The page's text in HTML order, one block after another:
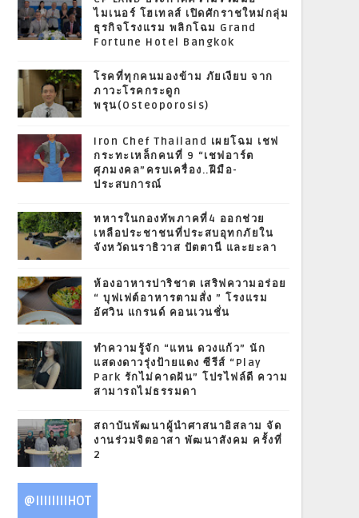
ไมเนอร์ โฮเทลส์ เปิดศักราชใหม่กลุ่ม
ธุรกิจโรงแรม พลิกโฉม Grand
Fortune Hotel Bangkok
โรคที่ทุกคนมองข้าม ภัยเงียบ จาก
ภาวะโรคกระดูก
พรุน(Osteoporosis)
Iron Chef Thailand เผยโฉม เชฟ
กระทะเหล็กคนที่ 9 “เชฟอาร์ต
ศุภมงคล”ครบเครื่อง..ฝีมือ-
ประสบการณ์
ทหารในกองทัพภาคที่4 ออกช่วย
เหลือประชาชนที่ประสบอุทกภัยใน
จังหวัดนราธิวาส ปัตตานี และยะลา
ห้องอาหารปาริชาต เสริฟความอร่อย
“ บุฟเฟต์อาหารตามสั่ง ” โรงแรม
อัศวิน แกรนด์ คอนเวนชั่น
ทำความรู้จัก “แทน ดวงแก้ว” นัก
แสดงดาวรุ่งป้ายแดง ซีรีส์ “Play
Park รักไม่คาดฝัน” โปรไฟล์ดี ความ
สามารถไม่ธรรมดา
สถาบันพัฒนาผู้นำศาสนาอิสลาม จัด
งานร่วมจิตอาสา พัฒนาสังคม ครั้งที่
2
@IIIIIIIIHOT